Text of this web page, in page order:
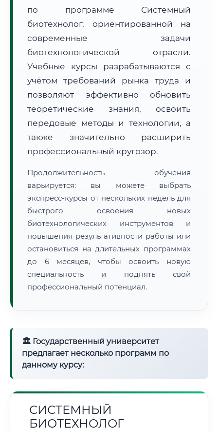
Расчет логистики оригиналов:
~3 129 км
• Экспресс-доставка СДЭК / Почтой:4–6 рабочих дней
📜 Документы и аккредитация ФИС ФРДО
🔍Нажмите на документ для увеличения и просмотра
по программе Системный
биотехнолог, ориентированной на
современные задачи
биотехнологической отрасли.
Учебные курсы разрабатываются с
учётом требований рынка труда и
позволяют эффективно обновить
теоретические знания, освоить
передовые методы и технологии, а
также значительно расширить
профессиональный кругозор.
Продолжительность обучения
варьируется: вы можете выбрать
экспресс-курсы от нескольких недель для
быстрого освоения новых
биотехнологических инструментов и
повышения результативности работы или
остановиться на длительных программах
до 6 месяцев, чтобы освоить новую
специальность и поднять свой
профессиональный потенциал.
🏛 Государственный университет
предлагает несколько программ по
данному курсу:
СИСТЕМНЫЙ
БИОТЕХНОЛОГ